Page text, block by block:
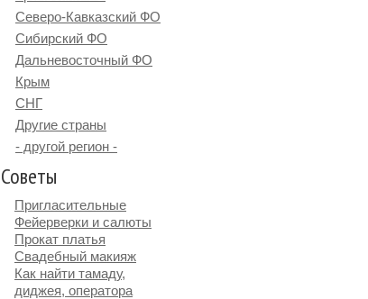
Северо-Кавказский ФО
Сибирский ФО
Дальневосточный ФО
Крым
СНГ
Другие страны
- другой регион -
Советы
Пригласительные
Фейерверки и салюты
Прокат платья
Свадебный макияж
Как найти тамаду,
диджея, оператора